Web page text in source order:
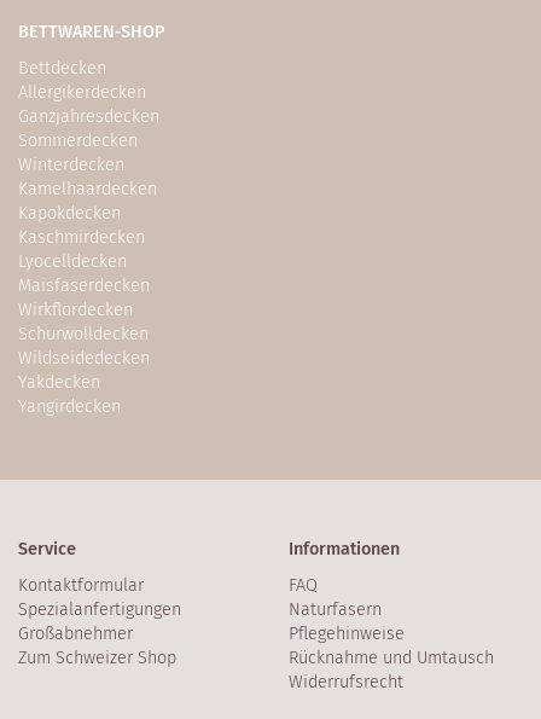
BETTWAREN-SHOP
Bettdecken
Allergikerdecken
Ganzjahresdecken
Sommerdecken
Winterdecken
Kamelhaardecken
Kapokdecken
Kaschmirdecken
Lyocelldecken
Maisfaserdecken
Wirkflordecken
Schurwolldecken
Wildseidedecken
Yakdecken
Yangirdecken
Service
Kontaktformular
Spezialanfertigungen
Großabnehmer
Zum Schweizer Shop
Informationen
FAQ
Naturfasern
Pflegehinweise
Rücknahme und Umtausch
Widerrufsrecht